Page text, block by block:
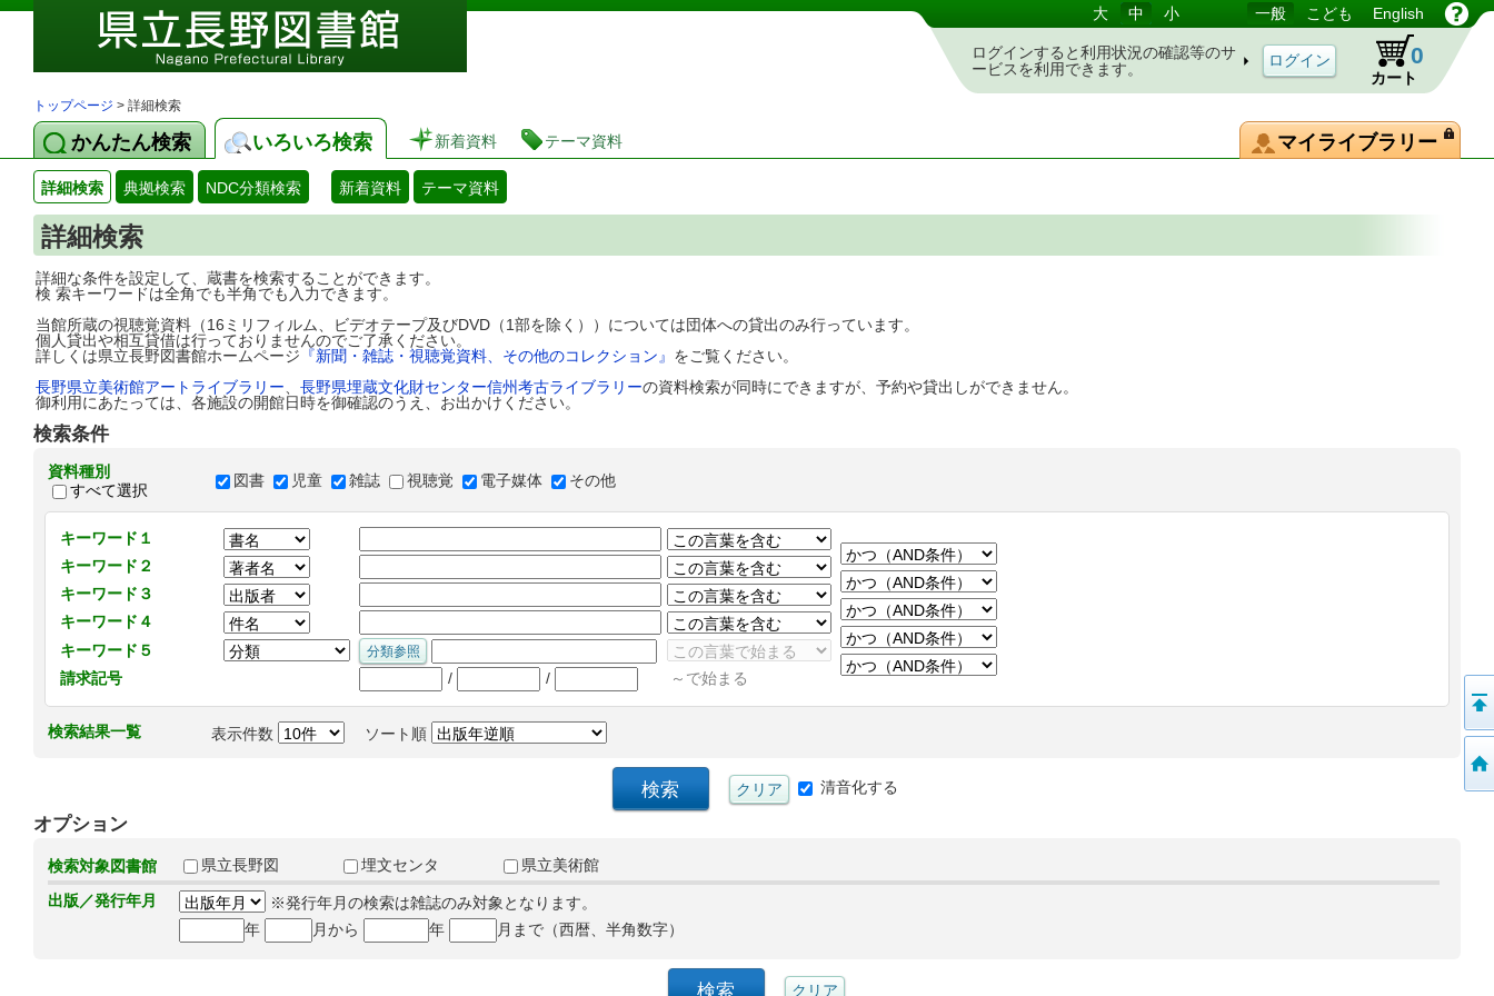
図書館 蔵書検索・予約システム 大 中 小 一般 こども English
ログインすると利用状況の確認等のサ
ービスを利用できます。
カート
0
トップページ > 詳細検索
かんたん検索 いろいろ検索 新着資料 テーマ資料 マイライブラリー
詳細検索 典拠検索 NDC分類検索 新着資料 テーマ資料
詳細検索
詳細な条件を設定して、蔵書を検索することができます。
検 索キーワードは全角でも半角でも入力できます。
当館所蔵の視聴覚資料（16ミリフィルム、ビデオテープ及びDVD（1部を除く））については団体への貸出のみ行っています。
個人貸出や相互貸借は行っておりませんのでご了承ください。
詳しくは県立長野図書館ホームページ 『新聞・雑誌・視聴覚資料、その他のコレクション』 をご覧ください。
長野県立美術館アートライブラリー
長野県埋蔵文化財センター信州考古ライブラリーの資料検索が同時にできますが、予約や貸出しができません。
御利用にあたっては、各施設の開館日時を御確認のうえ、お出かけください。
検索条件
資料種別
すべて選択
図書 児童 雑誌 視聴覚 電子媒体 その他
キーワード１
キーワード２
キーワード３
キーワード４
キーワード５
請求記号
/ / ～で始まる
検索結果一覧 表示件数 ソート順
清音化する
オプション
検索対象図書館 県立長野図 埋文センタ
県立美術館
出版／発行年月
※発行年月の検索は雑誌のみ対象となります。
年
月から 年 月まで（西暦、半角数字）